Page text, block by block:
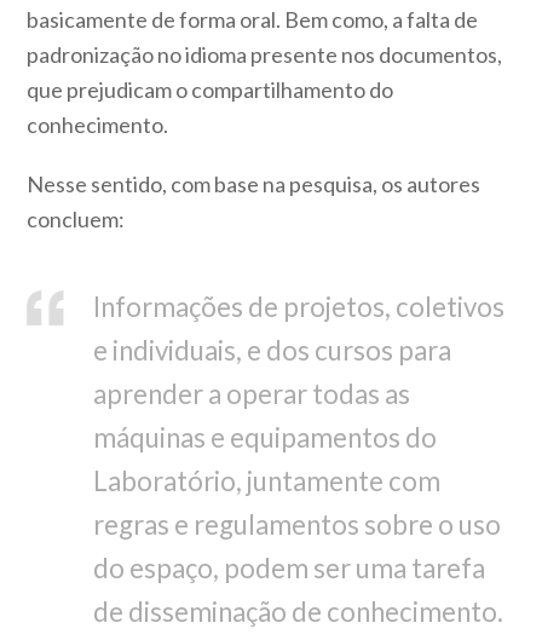
basicamente de forma oral. Bem como, a falta de
padronização no idioma presente nos documentos,
que prejudicam o compartilhamento do
conhecimento.
Nesse sentido, com base na pesquisa, os autores
concluem:
Informações de projetos, coletivos
e individuais, e dos cursos para
aprender a operar todas as
máquinas e equipamentos do
Laboratório, juntamente com
regras e regulamentos sobre o uso
do espaço, podem ser uma tarefa
de disseminação de conhecimento.